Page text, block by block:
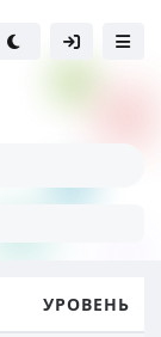
УРОВЕНЬ